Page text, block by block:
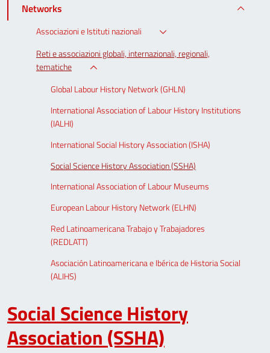
Social Science History
Association (SSHA)
Networks
Associazioni e Istituti nazionali
Reti e associazioni globali, internazionali, regionali,
tematiche
Global Labour History Network (GHLN)
International Association of Labour History Institutions
(IALHI)
International Social History Association (ISHA)
Social Science History Association (SSHA)
International Association of Labour Museums
European Labour History Network (ELHN)
Red Latinoamericana Trabajo y Trabajadores
(REDLATT)
Asociación Latinoamericana e Ibérica de Historia Social
(ALIHS)